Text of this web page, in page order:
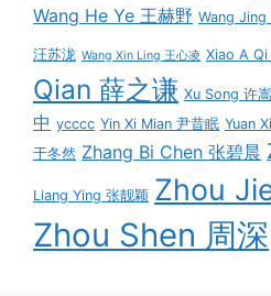
Wang He Ye 王赫野 Wang Jing
汪苏泷 Wang Xin Ling 王心凌 Xiao A Qi
Qian 薛之谦 Xu Song 许嵩
中 ycccc Yin Xi Mian 尹昔眠 Yuan
于冬然 Zhang Bi Chen 张碧晨
Liang Ying 张靓颖 Zhou
Zhou Shen 周深